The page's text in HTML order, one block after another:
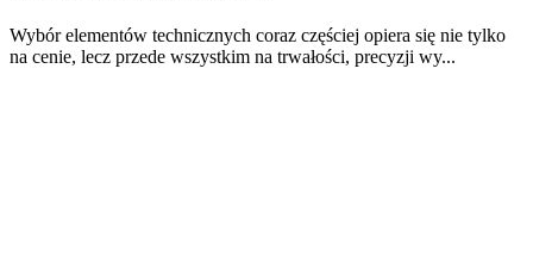
Wybór elementów technicznych coraz częściej opiera się nie tylko
na cenie, lecz przede wszystkim na trwałości, precyzji wy...